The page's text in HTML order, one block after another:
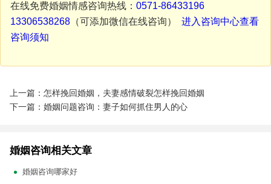
在线免费婚姻情感咨询热线： 0571-86433196
13306538268（可添加微信在线咨询） 进入咨询中心查看
咨询须知
上一篇：怎样挽回婚姻，夫妻感情破裂怎样挽回婚姻
下一篇：婚姻问题咨询：妻子如何抓住男人的心
婚姻咨询相关文章
婚姻咨询哪家好